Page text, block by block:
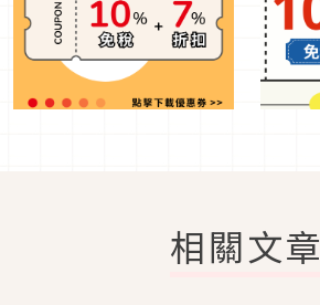
相關文章